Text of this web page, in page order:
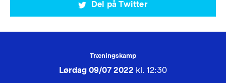
Del på Twitter
Træningskamp
Lørdag 09/07 2022 kl. 12:30